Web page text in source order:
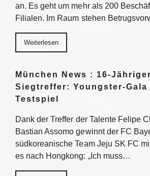
an. Es geht um mehr als 200
Filialen. Im Raum stehen
Weiterlesen
München News : 16-
Siegtreffer: Youngster-Gala
Testspiel
Dank der Treffer der Talente Felipe
Bastian Assomo gewinnt der FC
südkoreanische Team Jeju SK FC
es nach Hongkong: „Ich muss…